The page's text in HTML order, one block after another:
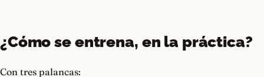
¿Cómo se entrena, en la práctica?
Con tres palancas: